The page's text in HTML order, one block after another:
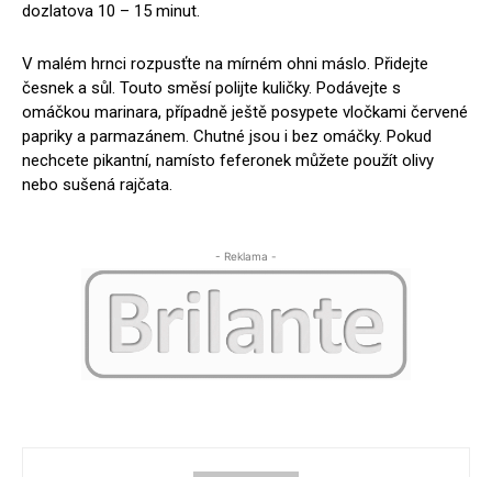
dozlatova 10 – 15 minut.
V malém hrnci rozpusťte na mírném ohni máslo. Přidejte
česnek a sůl. Touto směsí polijte kuličky. Podávejte s
omáčkou marinara, případně ještě posypete vločkami červené
papriky a parmazánem. Chutné jsou i bez omáčky. Pokud
nechcete pikantní, namísto feferonek můžete použít olivy
nebo sušená rajčata.
- Reklama -